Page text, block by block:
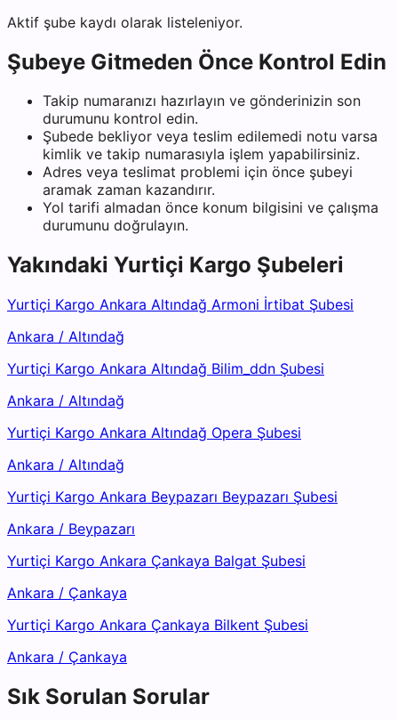
Aktif şube kaydı olarak listeleniyor.
Şubeye Gitmeden Önce Kontrol Edin
Takip numaranızı hazırlayın ve gönderinizin son
durumunu kontrol edin.
Şubede bekliyor veya teslim edilemedi notu varsa
kimlik ve takip numarasıyla işlem yapabilirsiniz.
Adres veya teslimat problemi için önce şubeyi
aramak zaman kazandırır.
Yol tarifi almadan önce konum bilgisini ve çalışma
durumunu doğrulayın.
Yakındaki Yurtiçi Kargo Şubeleri
Yurtiçi Kargo Ankara Altındağ Armoni İrtibat Şubesi
Ankara / Altındağ
Yurtiçi Kargo Ankara Altındağ Bilim_ddn Şubesi
Ankara / Altındağ
Yurtiçi Kargo Ankara Altındağ Opera Şubesi
Ankara / Altındağ
Yurtiçi Kargo Ankara Beypazarı Beypazarı Şubesi
Ankara / Beypazarı
Yurtiçi Kargo Ankara Çankaya Balgat Şubesi
Ankara / Çankaya
Yurtiçi Kargo Ankara Çankaya Bilkent Şubesi
Ankara / Çankaya
Sık Sorulan Sorular